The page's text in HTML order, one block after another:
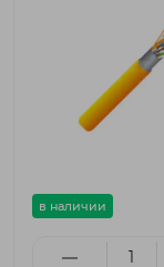
в наличии